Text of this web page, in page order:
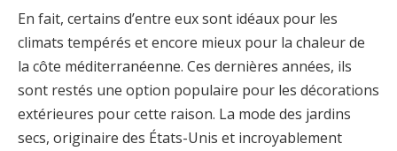
En fait, certains d’entre eux sont idéaux pour les
climats tempérés et encore mieux pour la chaleur de
la côte méditerranéenne. Ces dernières années, ils
sont restés une option populaire pour les décorations
extérieures pour cette raison. La mode des jardins
secs, originaire des États-Unis et incroyablement